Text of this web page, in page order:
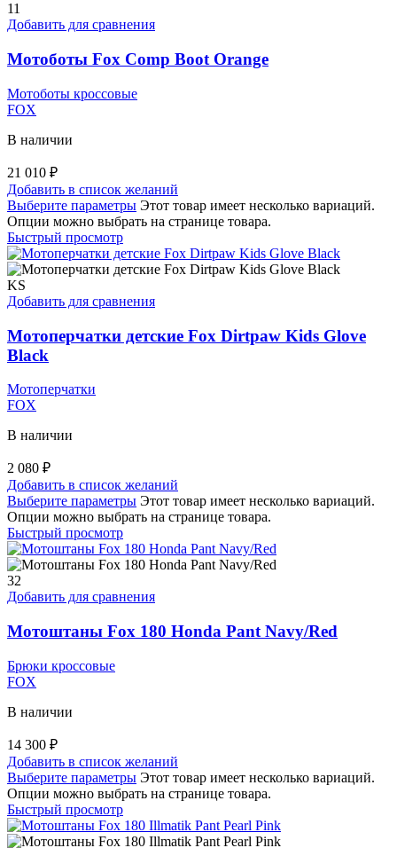
11
Добавить для сравнения
Мотоботы Fox Comp Boot Orange
Мотоботы кроссовые
FOX
В наличии
21 010 ₽
Добавить в список желаний
Выберите параметры Этот товар имеет несколько вариаций.
Опции можно выбрать на странице товара.
Быстрый просмотр
KS
Добавить для сравнения
Мотоперчатки детские Fox Dirtpaw Kids Glove
Black
Мотоперчатки
FOX
В наличии
2 080 ₽
Добавить в список желаний
Выберите параметры Этот товар имеет несколько вариаций.
Опции можно выбрать на странице товара.
Быстрый просмотр
32
Добавить для сравнения
Мотоштаны Fox 180 Honda Pant Navy/Red
Брюки кроссовые
FOX
В наличии
14 300 ₽
Добавить в список желаний
Выберите параметры Этот товар имеет несколько вариаций.
Опции можно выбрать на странице товара.
Быстрый просмотр